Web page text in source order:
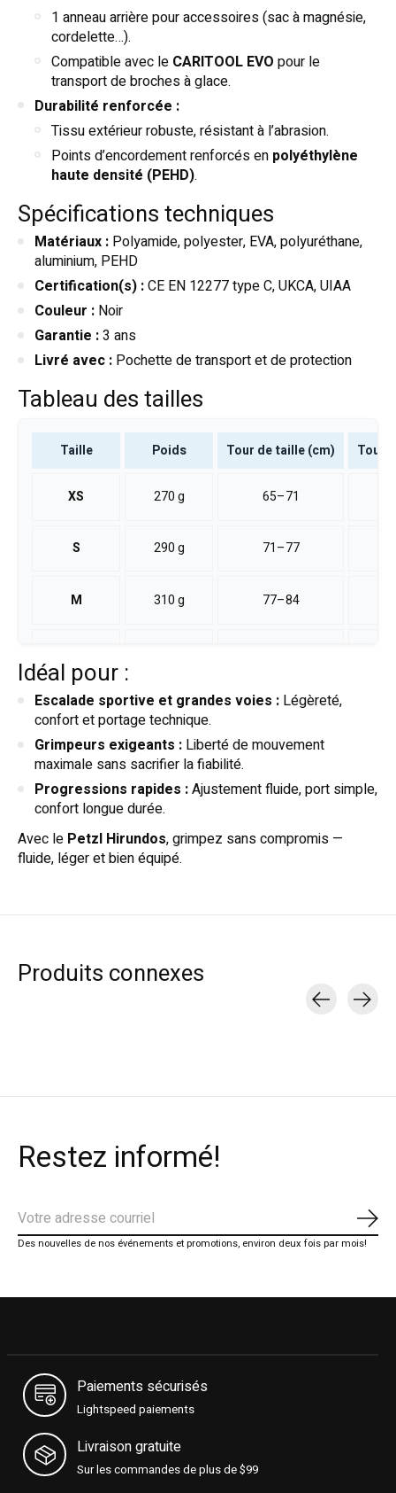
1 anneau arrière pour accessoires (sac à magnésie,
cordelette…).
Compatible avec le CARITOOL EVO pour le
transport de broches à glace.
Durabilité renforcée :
Tissu extérieur robuste, résistant à l’abrasion.
Points d’encordement renforcés en polyéthylène
haute densité (PEHD).
Spécifications techniques
Matériaux : Polyamide, polyester, EVA, polyuréthane,
aluminium, PEHD
Certification(s) :CE EN 12277 type C, UKCA, UIAA
Couleur : Noir
Garantie :3 ans
Livré avec : Pochette de transport et de protection
Tableau des tailles
Taille Poids Tour de taille (cm) Tour
XS 270 g 65–71
S 290 g 71–77
M 310 g 77–84
Idéal pour :
Escalade sportive et grandes voies : Légèreté,
confort et portage technique.
Grimpeurs exigeants : Liberté de mouvement
maximale sans sacrifier la fiabilité.
Progressions rapides :Ajustement fluide, port simple,
confort longue durée.
Avec le Petzl Hirundos, grimpez sans compromis —
fluide, léger et bien équipé.
Produits connexes
Restez informé!
Des nouvelles de nos événements et promotions, environ deux fois par mois!
Paiements sécurisés
Lightspeed paiements
Livraison gratuite
Sur les commandes de plus de $99